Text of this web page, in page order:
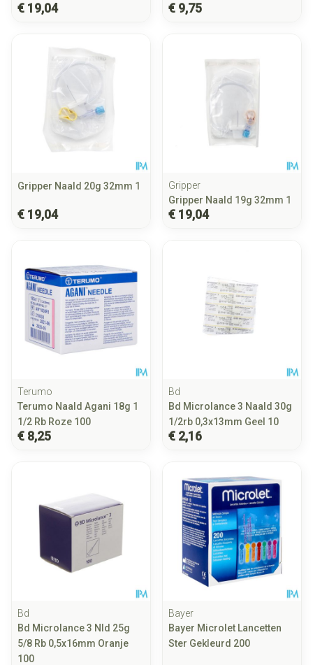
€ 19,04 € 9,75
Gripper Naald 20g 32mm 1
€ 19,04
Gripper
Gripper Naald 19g 32mm 1
€ 19,04
Terumo
Terumo Naald Agani 18g 1
1/2 Rb Roze 100
€ 8,25
Bd
Bd Microlance 3 Naald 30g
1/2rb 0,3x13mm Geel 10
€ 2,16
Bd
Bd Microlance 3 Nld 25g
5/8 Rb 0,5x16mm Oranje
100
Bayer
Bayer Microlet Lancetten
Ster Gekleurd 200